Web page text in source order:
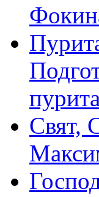
Свят,